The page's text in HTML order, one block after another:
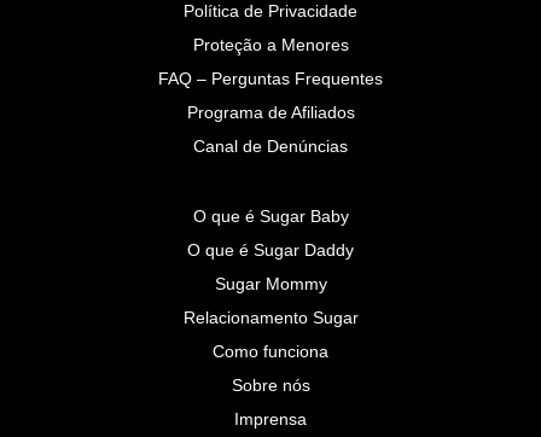
Política de Privacidade
Proteção a Menores
FAQ – Perguntas Frequentes
Programa de Afiliados
Canal de Denúncias
O que é Sugar Baby
O que é Sugar Daddy
Sugar Mommy
Relacionamento Sugar
Como funciona
Sobre nós
Imprensa